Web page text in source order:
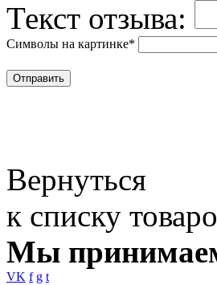
Текст отзыва:
Символы на картинке*
Вернуться
к списку
Мы
VK f g t